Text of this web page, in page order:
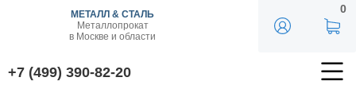
МЕТАЛЛ & СТАЛЬ
Металлопрокат
в Москве и области
+7 (499) 390-82-20
0